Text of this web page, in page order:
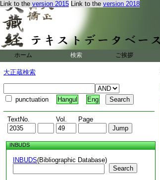
Link to the version 2015 Link to the version 2018
ホーム 検索 ご挨拶
大正蔵検索
punctuation Hangul Eng
TextNo. Vol. Page
INBUDS
INBUDS(Bibliographic Database)
Search